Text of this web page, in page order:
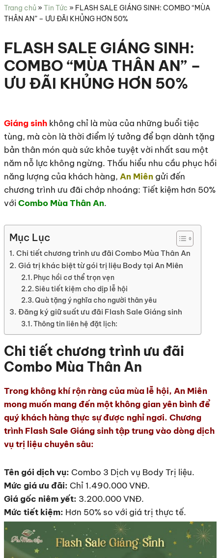
sức
khỏe
Trang chủ »Tin Tức » FLASH SALE GIÁNG SINH: COMBO “MÙA
THÂN AN” – ƯU ĐÃI KHỦNG HƠN 50%
FLASH SALE GIÁNG SINH:
COMBO “MÙA THÂN AN” –
ƯU ĐÃI KHỦNG HƠN 50%
Giáng sinhkhông chỉ là mùa của những buổi tiệc
tùng, mà còn là thời điểm lý tưởng để bạn dành tặng
bản thân món quà sức khỏe tuyệt vời nhất sau một
năm nỗ lực không ngừng. Thấu hiểu nhu cầu phục hồi
năng lượng của khách hàng, An Miêngửi đến
chương trình ưu đãi chớp nhoáng: Tiết kiệm hơn 50%
vớiCombo Mùa Thân An.
Mục Lục
Chi tiết chương trình ưu đãi Combo Mùa Thân An
Giá trị khác biệt từ gói trị liệu Body tại An Miên
Phục hồi cơ thể trọn vẹn
Siêu tiết kiệm cho dịp lễ hội
Quà tặng ý nghĩa cho người thân yêu
Đăng ký giữ suất ưu đãi Flash Sale Giáng sinh
Thông tin liên hệ đặt lịch:
Chi tiết chương trình ưu đãi
Combo Mùa Thân An
Trong không khí rộn ràng của mùa lễ hội, An Miên
mong muốn mang đến một không gian yên bình để
quý khách hàng thực sự được nghỉ ngơi. Chương
trình Flash Sale Giáng sinh tập trung vào dòng dịch
vụ trị liệu chuyên sâu:
Tên gói dịch vụ: Combo 3 Dịch vụ Body Trị liệu.
Mức giá ưu đãi: Chỉ 1.490.000 VNĐ.
Giá gốc niêm yết: 3.200.000 VNĐ.
Mức tiết kiệm: Hơn 50% so với giá trị thực tế.